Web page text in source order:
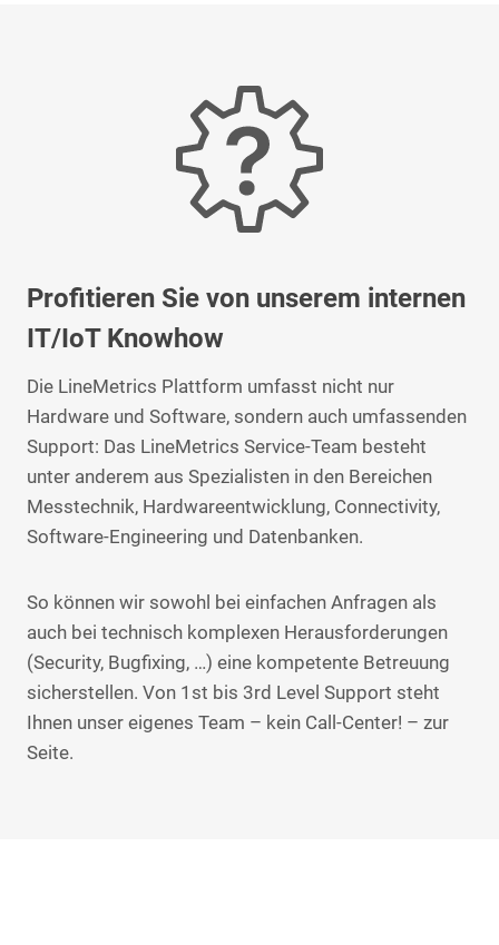
Profitieren Sie von unserem internen
IT/IoT Knowhow
Die LineMetrics Plattform umfasst nicht nur
Hardware und Software, sondern auch umfassenden
Support: Das LineMetrics Service-Team besteht
unter anderem aus Spezialisten in den Bereichen
Messtechnik, Hardwareentwicklung, Connectivity,
Software-Engineering und Datenbanken.
So können wir sowohl bei einfachen Anfragen als
auch bei technisch komplexen Herausforderungen
(Security, Bugfixing, …) eine kompetente Betreuung
sicherstellen. Von 1st bis 3rd Level Support steht
Ihnen unser eigenes Team – kein Call-Center! – zur
Seite.